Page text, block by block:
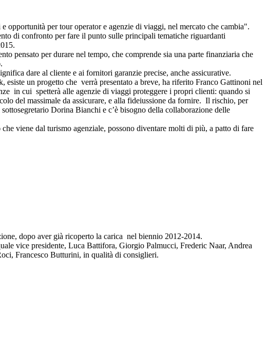
per tour operator e agenzie di viaggi, nel mercato che cambia".
di confronto per fare il punto sulle principali tematiche riguardanti
pensato per durare nel tempo, che comprende sia una parte finanziaria che
dare al cliente e ai fornitori garanzie precise, anche assicurative.
un progetto che verrà presentato a breve, ha riferito Franco Gattinoni nel
in cui spetterà alle agenzie di viaggi proteggere i propri clienti: quando si
del massimale da assicurare, e alla fideiussione da fornire. Il rischio, per
Dorina Bianchi e c’è bisogno della collaborazione delle
viene dal turismo agenziale, possono diventare molti di più, a patto di fare
dopo aver già ricoperto la carica nel biennio 2012-2014.
vice presidente, Luca Battifora, Giorgio Palmucci, Frederic Naar, Andrea
Francesco Butturini, in qualità di consiglieri.